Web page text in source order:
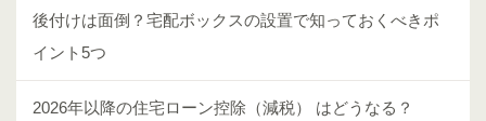
後付けは面倒？宅配ボックスの設置で知っておくべきポ
イント5つ
2026年以降の住宅ローン控除（減税） はどうなる？